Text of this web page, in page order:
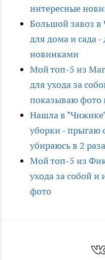
интересные
Большой завоз в
для дома и сада
новинками
Мой топ-5 из
для ухода за
показываю фото
Нашла в
уборки - прыгаю
убираюсь в 2
Мой топ-5 из
ухода за собой
фото